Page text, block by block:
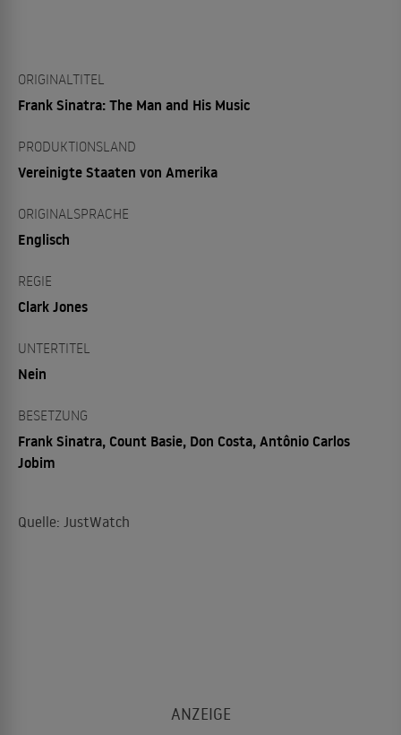
ORIGINALTITEL
Frank Sinatra: The Man and His Music
PRODUKTIONSLAND
Vereinigte Staaten von Amerika
ORIGINALSPRACHE
Englisch
REGIE
Clark Jones
UNTERTITEL
Nein
BESETZUNG
Frank Sinatra, Count Basie, Don Costa, Antônio Carlos
Jobim
Quelle: JustWatch